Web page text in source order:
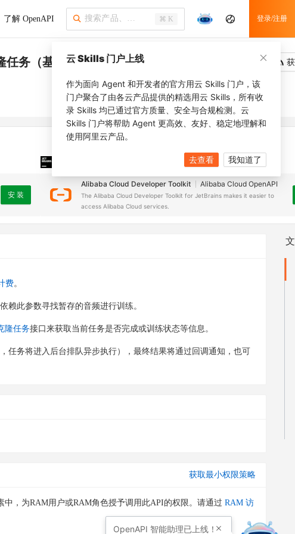
了解 OpenAPI ⌘ K 登录/注册
任务（基础版）
安 装
安装之前，确保已创建JetBrains IDE
Alibaba Cloud Developer Toolkit Alibaba Cloud OpenAPI
The Alibaba Cloud Developer Toolkit for JetBrains makes it easier to
access Alibaba Cloud services.
费。
赖此参数寻找暂存的音频进行训练。
隆任务接口来获取当前任务是否完成或训练状态等信息。
任务将进入后台排队异步执行），最终结果将通过回调通知，也可
获取最小权限策略
中，为RAM用户或RAM角色授予调用此API的权限。请通过 RAM 访
云 Skills 门户上线
作为面向 Agent 和开发者的官方用云 Skills 门户，该
门户聚合了由各云产品提供的精选用云 Skills，所有收
录 Skills 均已通过官方质量、安全与合规检测。云
Skills 门户将帮助 Agent 更高效、友好、稳定地理解和
使用阿里云产品。
去查看 我知道了
OpenAPI 智能助理已上线！